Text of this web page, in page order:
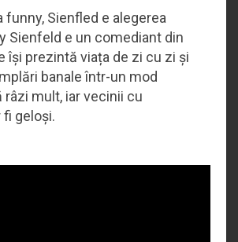
funny, Sienfled e alegerea
Sienfeld e un comediant din
își prezintă viața de zi cu zi și
banale într-un mod
râzi mult, iar vecinii cu
fi geloși.